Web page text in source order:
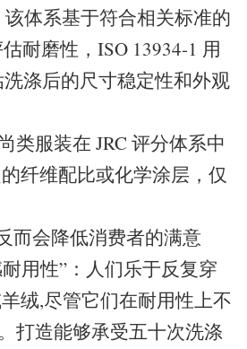
体系基于符合相关标准的
耐磨性，ISO 13934-1 用
涤后的尺寸稳定性和外观
类服装在 JRC 评分体系中
纤维配比或化学涂层，仅
而会降低消费者的满意
用性”：人们乐于反复穿
绒,尽管它们在耐用性上不
打造能够承受五十次洗涤